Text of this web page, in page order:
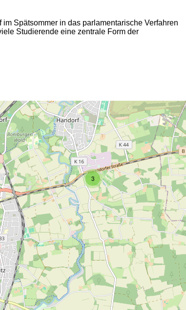
Spätsommer in das parlamentarische Verfahren
Studierende eine zentrale Form der
3